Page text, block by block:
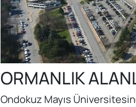
ORMANLIK
Ondokuz Mayıs